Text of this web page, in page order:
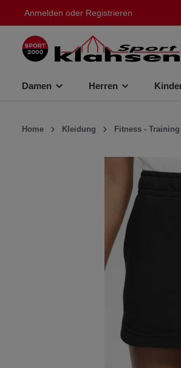
springen
Anmelden oder Registrieren
Damen Herren
Home Kleidung Fitness - Training